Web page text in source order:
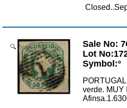
Zoom
Sale No:
Lot
Symbol:°
verde. MUY